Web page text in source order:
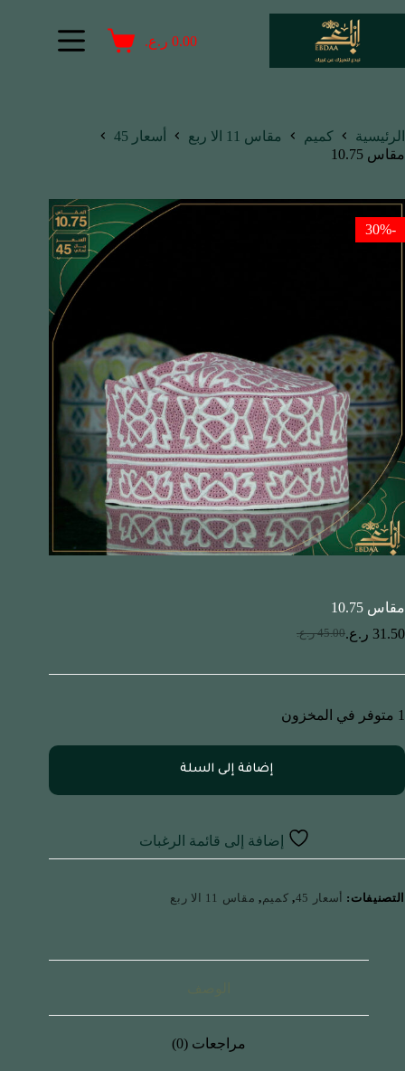
0.00 ر.ع.
الرئيسية كميم مقاس 11 الا ربع
أسعار 45
مقاس 10.75
-30%
مقاس 10.75
45.00 ر.ع. 31.50 ر.ع.
1 متوفر في المخزون
إضافة إلى السلة
إضافة إلى قائمة الرغبات
التصنيفات: أسعار 45 , كميم , مقاس 11 الا ربع
مراجعات (0)